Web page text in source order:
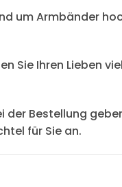
um Armbänder
Sie Ihren Lieben
Bestellung
für Sie an.